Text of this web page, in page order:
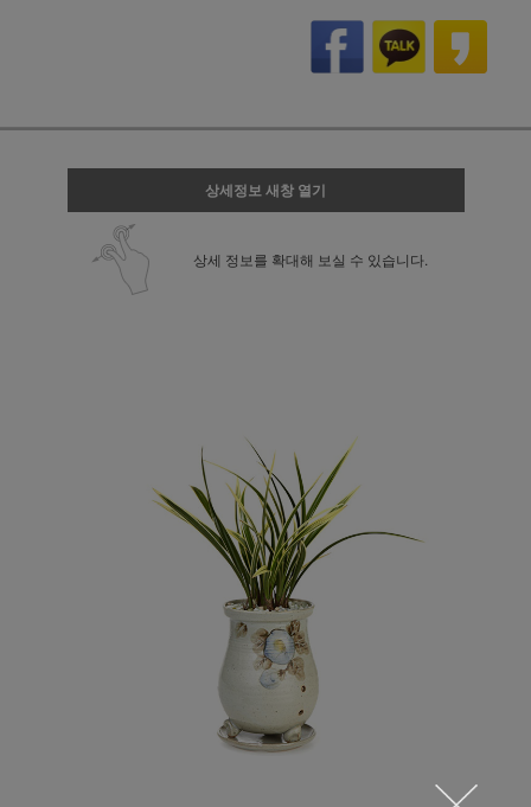
상세정보 새창 열기
상세 정보를 확대해 보실 수 있습니다.